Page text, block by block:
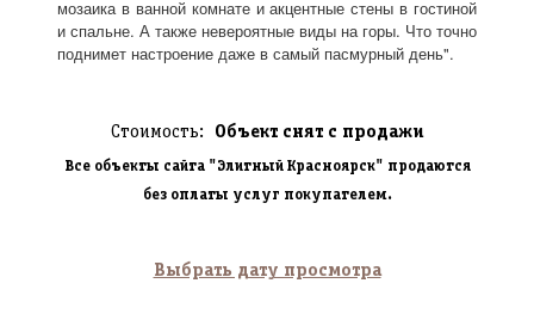
мозаика в ванной комнате и акцентные стены в гостиной
и спальне. А также невероятные виды на горы. Что точно
поднимет настроение даже в самый пасмурный день".
Стоимость: Объект снят с продажи
Все объекты сайта "Элитный Красноярск" продаются
без оплаты услуг покупателем.
Выбрать дату просмотра